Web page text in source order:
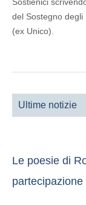
del Sostegno degli
(ex Unico).
Ultime notizie
Le poesie di